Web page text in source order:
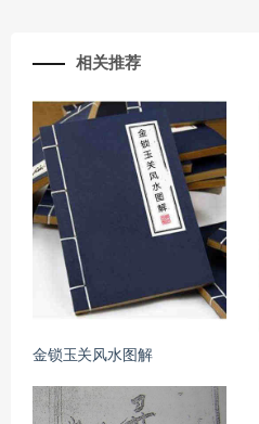
相关推荐
金锁玉关风水图解